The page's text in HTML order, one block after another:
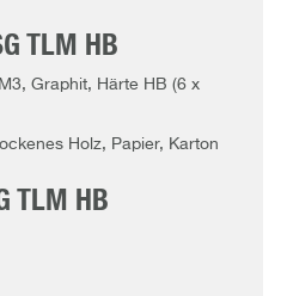
TLM HB
Graphit, Härte HB (6 x
Holz, Papier, Karton
TLM HB